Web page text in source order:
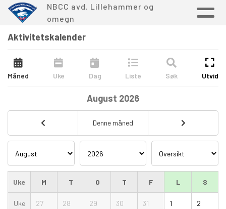
NBCC avd. Lillehammer og
omegn
Aktivitetskalender
Måned Uke Dag Liste Søk Utvid
Denne måned
August 2026
Uke M T O T F L S
Uke
27 28 29 30 31 1 2